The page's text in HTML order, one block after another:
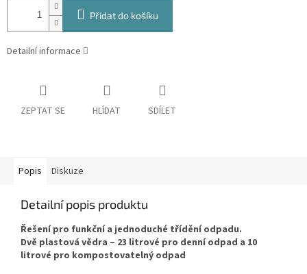
Přidat do košíku
Detailní informace
ZEPTAT SE HLÍDAT SDÍLET
Popis Diskuze
Detailní popis produktu
Řešení pro funkční a jednoduché třídění odpadu.
Dvě plastová vědra – 23 litrové pro denní odpad a 10
litrové pro kompostovatelný odpad